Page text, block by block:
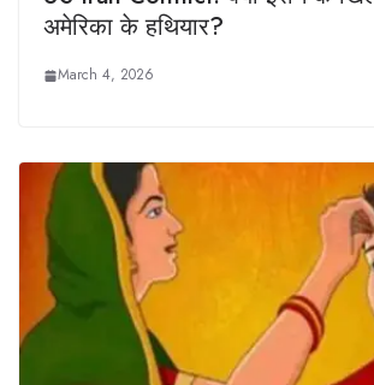
अमेरिका के हथियार?
March 4, 2026